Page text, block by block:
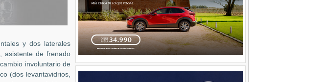
y dos laterales
asistente de frenado
involuntario de
(dos levantavidrios,